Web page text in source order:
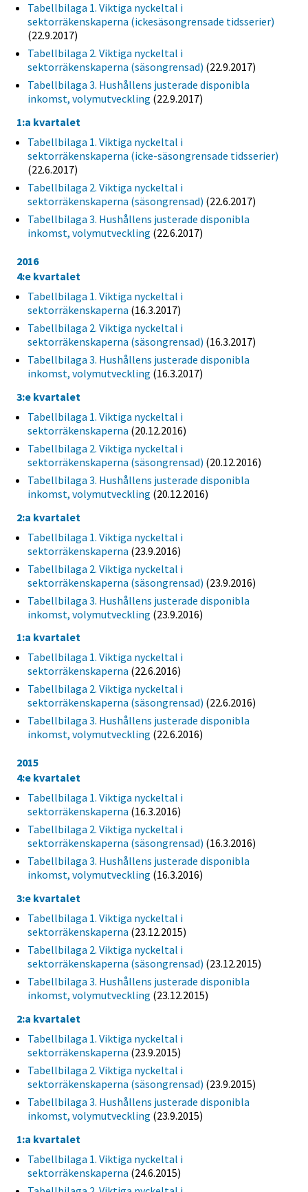
Tabellbilaga 1. Viktiga nyckeltal i
sektorräkenskaperna (ickesäsongrensade tidsserier)
(22.9.2017)
Tabellbilaga 2. Viktiga nyckeltal i
sektorräkenskaperna (säsongrensad) (22.9.2017)
Tabellbilaga 3. Hushållens justerade disponibla
inkomst, volymutveckling (22.9.2017)
1:a kvartalet
Tabellbilaga 1. Viktiga nyckeltal i
sektorräkenskaperna (icke-säsongrensade tidsserier)
(22.6.2017)
Tabellbilaga 2. Viktiga nyckeltal i
sektorräkenskaperna (säsongrensad) (22.6.2017)
Tabellbilaga 3. Hushållens justerade disponibla
inkomst, volymutveckling (22.6.2017)
2016
4:e kvartalet
Tabellbilaga 1. Viktiga nyckeltal i
sektorräkenskaperna (16.3.2017)
Tabellbilaga 2. Viktiga nyckeltal i
sektorräkenskaperna (säsongrensad) (16.3.2017)
Tabellbilaga 3. Hushållens justerade disponibla
inkomst, volymutveckling (16.3.2017)
3:e kvartalet
Tabellbilaga 1. Viktiga nyckeltal i
sektorräkenskaperna (20.12.2016)
Tabellbilaga 2. Viktiga nyckeltal i
sektorräkenskaperna (säsongrensad) (20.12.2016)
Tabellbilaga 3. Hushållens justerade disponibla
inkomst, volymutveckling (20.12.2016)
2:a kvartalet
Tabellbilaga 1. Viktiga nyckeltal i
sektorräkenskaperna (23.9.2016)
Tabellbilaga 2. Viktiga nyckeltal i
sektorräkenskaperna (säsongrensad) (23.9.2016)
Tabellbilaga 3. Hushållens justerade disponibla
inkomst, volymutveckling (23.9.2016)
1:a kvartalet
Tabellbilaga 1. Viktiga nyckeltal i
sektorräkenskaperna (22.6.2016)
Tabellbilaga 2. Viktiga nyckeltal i
sektorräkenskaperna (säsongrensad) (22.6.2016)
Tabellbilaga 3. Hushållens justerade disponibla
inkomst, volymutveckling (22.6.2016)
2015
4:e kvartalet
Tabellbilaga 1. Viktiga nyckeltal i
sektorräkenskaperna (16.3.2016)
Tabellbilaga 2. Viktiga nyckeltal i
sektorräkenskaperna (säsongrensad) (16.3.2016)
Tabellbilaga 3. Hushållens justerade disponibla
inkomst, volymutveckling (16.3.2016)
3:e kvartalet
Tabellbilaga 1. Viktiga nyckeltal i
sektorräkenskaperna (23.12.2015)
Tabellbilaga 2. Viktiga nyckeltal i
sektorräkenskaperna (säsongrensad) (23.12.2015)
Tabellbilaga 3. Hushållens justerade disponibla
inkomst, volymutveckling (23.12.2015)
2:a kvartalet
Tabellbilaga 1. Viktiga nyckeltal i
sektorräkenskaperna (23.9.2015)
Tabellbilaga 2. Viktiga nyckeltal i
sektorräkenskaperna (säsongrensad) (23.9.2015)
Tabellbilaga 3. Hushållens justerade disponibla
inkomst, volymutveckling (23.9.2015)
1:a kvartalet
Tabellbilaga 1. Viktiga nyckeltal i
sektorräkenskaperna (24.6.2015)